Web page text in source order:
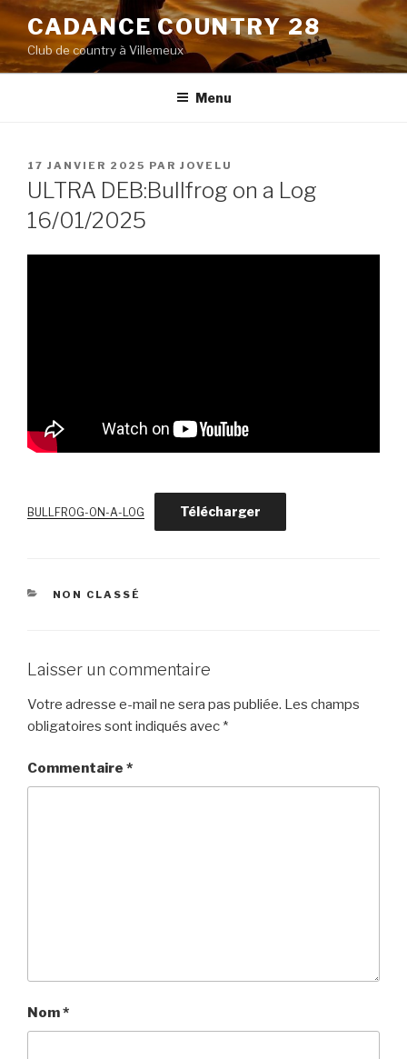
Aller
au
contenu
principal
CADANCE COUNTRY 28
Club de country à Villemeux
Menu
PUBLIÉ
LE
17 JANVIER 2025 PAR JOVELU
ULTRA DEB:Bullfrog on a Log
16/01/2025
BULLFROG-ON-A-LOG Télécharger
CATÉGORIES
NON CLASSÉ
Laisser un commentaire
Votre adresse e-mail ne sera pas publiée. Les champs
obligatoires sont indiqués avec *
Commentaire *
Nom*